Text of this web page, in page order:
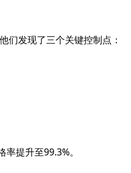
们发现了三个关键控制点：
提升至99.3%。